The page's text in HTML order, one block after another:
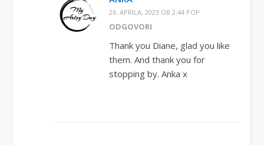
26. APRILA, 2023 OB 2:44 POP
ODGOVORI
Thank you Diane, glad you like
them. And thank you for
stopping by. Anka x